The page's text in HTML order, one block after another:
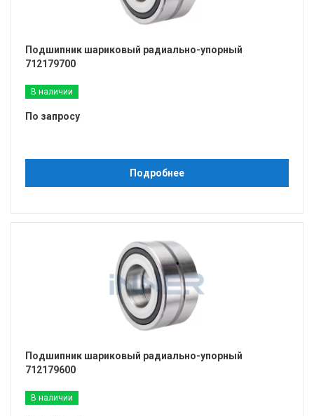
Подшипник шариковый радиально-упорный
712179700
В наличии
По запросу
Подробнее
Подшипник шариковый радиально-упорный
712179600
В наличии